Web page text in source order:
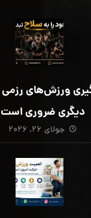
ورزش‌های
دیگری ضروری
جولای ۲۶, ۲۰۲۶